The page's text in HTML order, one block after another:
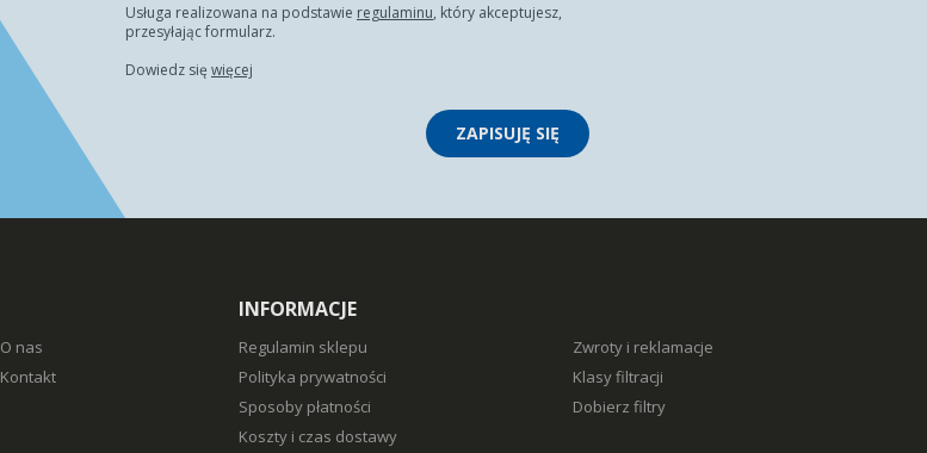
Usługa realizowana na podstawie regulaminu, który akceptujesz,
przesyłając formularz.
Dowiedz się więcej
ZAPISUJĘ SIĘ
O nas
Kontakt
INFORMACJE
Regulamin sklepu
Polityka prywatności
Sposoby płatności
Koszty i czas dostawy
Zwroty i reklamacje
Klasy filtracji
Dobierz filtry